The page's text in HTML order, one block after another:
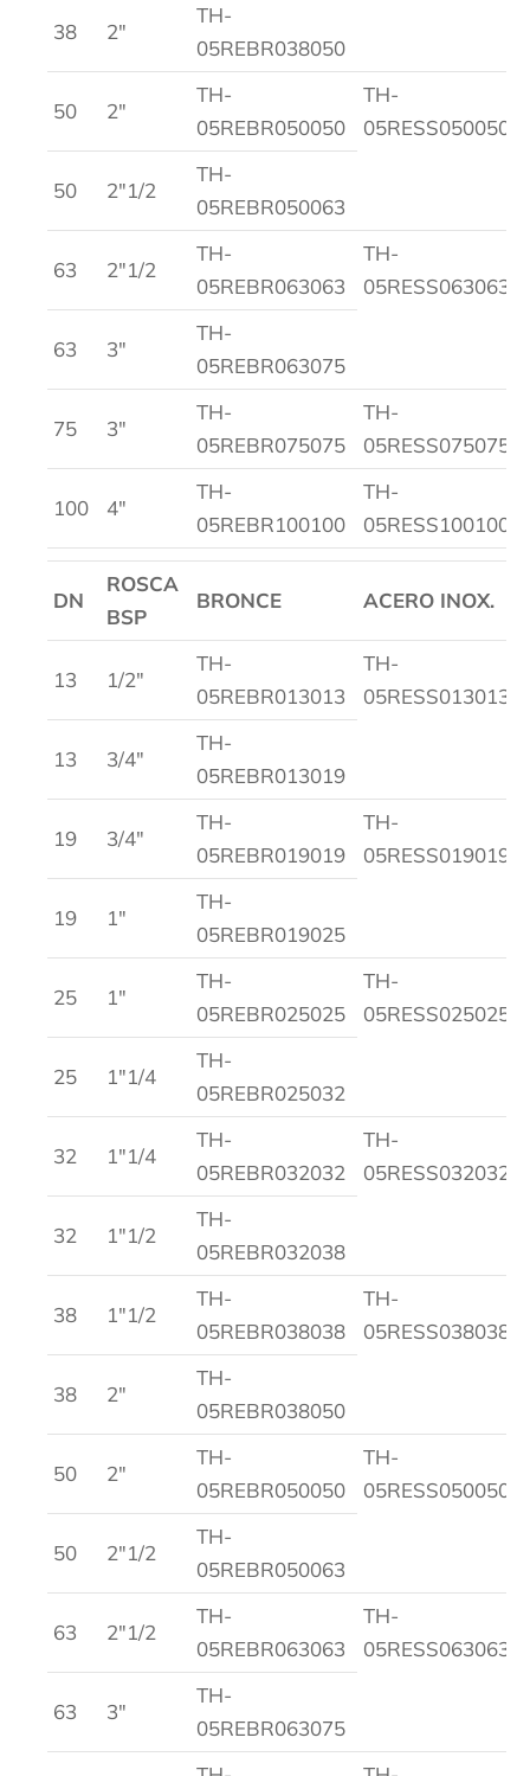
38 2″
TH-
05REBR038050
50 2″
TH-
05REBR050050
TH-
05RESS050050
50 2″1/2
TH-
05REBR050063
63 2″1/2
TH-
05REBR063063
TH-
05RESS063063
63 3″
TH-
05REBR063075
75 3″
TH-
05REBR075075
TH-
05RESS075075
100 4″
TH-
05REBR100100
TH-
05RESS100100
DN
ROSCA
BSP
BRONCE ACERO INOX.
13 1/2″
TH-
05REBR013013
TH-
05RESS013013
13 3/4″
TH-
05REBR013019
19 3/4″
TH-
05REBR019019
TH-
05RESS019019
19 1″
TH-
05REBR019025
25 1″
TH-
05REBR025025
TH-
05RESS025025
25 1″1/4
TH-
05REBR025032
32 1″1/4
TH-
05REBR032032
TH-
05RESS032032
32 1″1/2
TH-
05REBR032038
38 1″1/2
TH-
05REBR038038
TH-
05RESS038038
38 2″
TH-
05REBR038050
50 2″
TH-
05REBR050050
TH-
05RESS050050
50 2″1/2
TH-
05REBR050063
63 2″1/2
TH-
05REBR063063
TH-
05RESS063063
63 3″
TH-
05REBR063075